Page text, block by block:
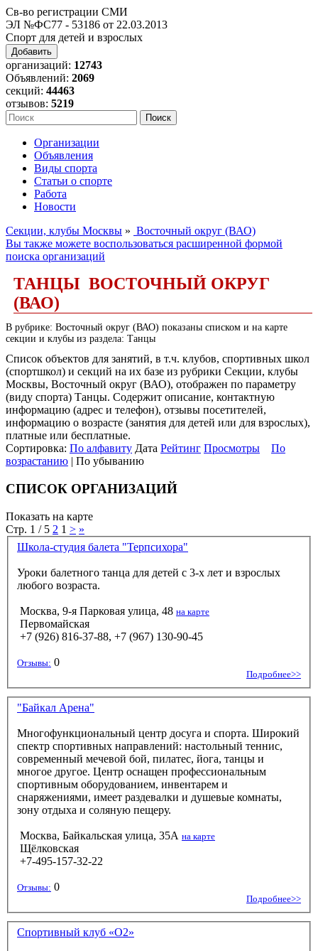
Св-во регистрации СМИ
ЭЛ №ФС77 - 53186 от 22.03.2013
Спорт для детей и взрослых
Добавить
организаций: 12743
Объявлений: 2069
секций: 44463
отзывов: 5219
Организации
Объявления
Виды спорта
Статьи о спорте
Работа
Новости
Секции, клубы Москвы » Восточный округ (ВАО)
Вы также можете воспользоваться расширенной формой
поиска организаций
ТАНЦЫ ВОСТОЧНЫЙ ОКРУГ
(ВАО)
В рубрике: Восточный округ (ВАО) показаны списком и на карте
секции и клубы из раздела: Танцы
Список объектов для занятий, в т.ч. клубов, спортивных школ
(спортшкол) и секций на их базе из рубрики Секции, клубы
Москвы, Восточный округ (ВАО), отображен по параметру
(виду спорта) Танцы. Содержит описание, контактную
информацию (адрес и телефон), отзывы посетителей,
информацию о возрасте (занятия для детей или для взрослых),
платные или бесплатные.
Сортировка: По алфавиту Дата Рейтинг Просмотры
По
возрастанию | По убыванию
СПИСОК ОРГАНИЗАЦИЙ
Показать на карте
Стр. 1 / 5 2 1 > »
Школа-студия балета "Терпсихора"
Уроки балетного танца для детей с 3-х лет и взрослых
любого возраста.
Москва, 9-я Парковая улица, 48 на карте
Первомайская
+7 (926) 816-37-88, +7 (967) 130-90-45
Отзывы: 0
Подробнее>>
"Байкал Арена"
Многофункциональный центр досуга и спорта. Широкий
спектр спортивных направлений: настольный теннис,
современный мечевой бой, пилатес, йога, танцы и
многое другое. Центр оснащен профессиональным
спортивным оборудованием, инвентарем и
снаряжениями, имеет раздевалки и душевые комнаты,
зону отдыха и соляную пещеру.
Москва, Байкальская улица, 35А на карте
Щёлковская
+7-495-157-32-22
Отзывы: 0
Подробнее>>
Спортивный клуб «О2»